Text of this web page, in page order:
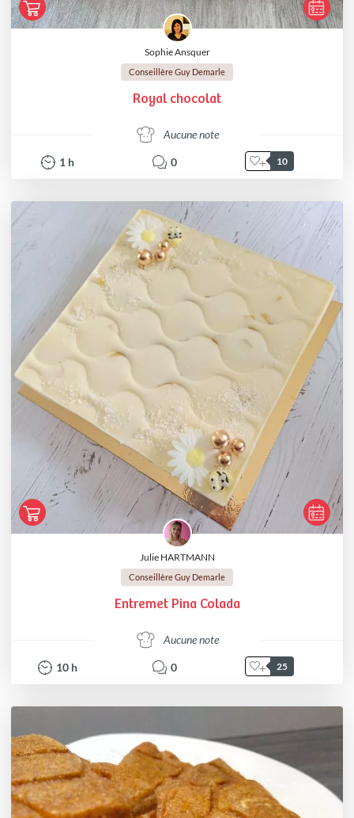
Sophie Ansquer
Conseillère Guy Demarle
Royal chocolat
Aucune note
1 h 0 10
Julie HARTMANN
Conseillère Guy Demarle
Entremet Pina Colada
Aucune note
10 h 0 25